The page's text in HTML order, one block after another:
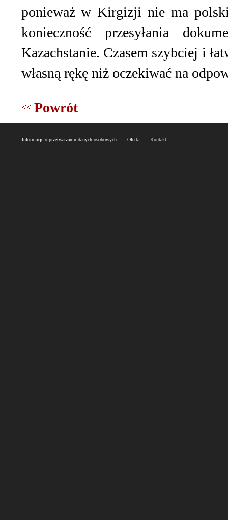
ponieważ w Kirgizji nie ma
konieczność przesyłania
Kazachstanie. Czasem szybciej i
własną rękę niż oczekiwać na
Powrót
Informacje o przetwarzaniu danych osobowych Oferta Kontakt